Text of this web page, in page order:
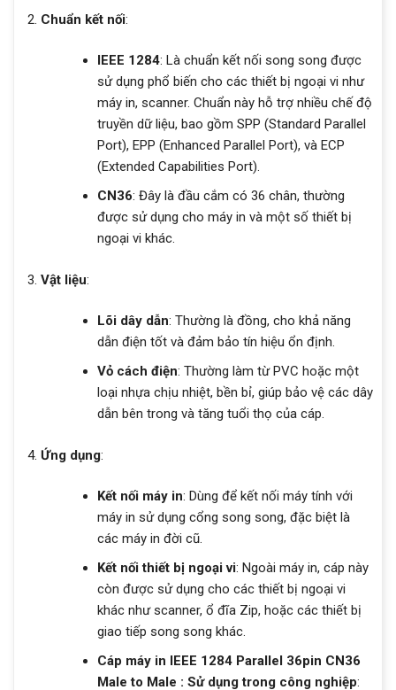
Chuẩn kết nối:
IEEE 1284: Là chuẩn kết nối song song được
sử dụng phổ biến cho các thiết bị ngoại vi như
máy in, scanner. Chuẩn này hỗ trợ nhiều chế độ
truyền dữ liệu, bao gồm SPP (Standard Parallel
Port), EPP (Enhanced Parallel Port), và ECP
(Extended Capabilities Port).
CN36: Đây là đầu cắm có 36 chân, thường
được sử dụng cho máy in và một số thiết bị
ngoại vi khác.
Vật liệu:
Lõi dây dẫn: Thường là đồng, cho khả năng
dẫn điện tốt và đảm bảo tín hiệu ổn định.
Vỏ cách điện: Thường làm từ PVC hoặc một
loại nhựa chịu nhiệt, bền bỉ, giúp bảo vệ các dây
dẫn bên trong và tăng tuổi thọ của cáp.
Ứng dụng:
Kết nối máy in: Dùng để kết nối máy tính với
máy in sử dụng cổng song song, đặc biệt là
các máy in đời cũ.
Kết nối thiết bị ngoại vi: Ngoài máy in, cáp này
còn được sử dụng cho các thiết bị ngoại vi
khác như scanner, ổ đĩa Zip, hoặc các thiết bị
giao tiếp song song khác.
Cáp máy in IEEE 1284 Parallel 36pin CN36
Male to Male : Sử dụng trong công nghiệp: